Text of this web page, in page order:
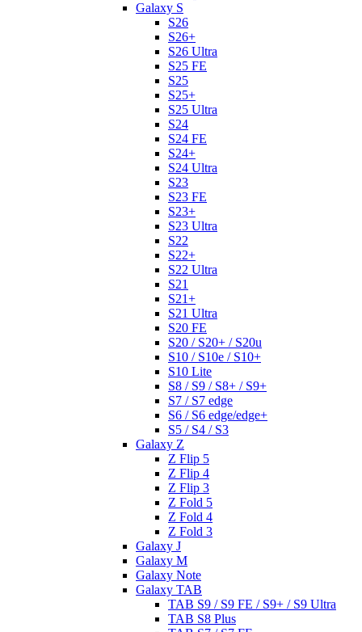
Galaxy S
S26
S26+
S26 Ultra
S25 FE
S25
S25+
S25 Ultra
S24
S24 FE
S24+
S24 Ultra
S23
S23 FE
S23+
S23 Ultra
S22
S22+
S22 Ultra
S21
S21+
S21 Ultra
S20 FE
S20 / S20+ / S20u
S10 / S10e / S10+
S10 Lite
S8 / S9 / S8+ / S9+
S7 / S7 edge
S6 / S6 edge/edge+
S5 / S4 / S3
Galaxy Z
Z Flip 5
Z Flip 4
Z Flip 3
Z Fold 5
Z Fold 4
Z Fold 3
Galaxy J
Galaxy M
Galaxy Note
Galaxy TAB
TAB S9 / S9 FE / S9+ / S9 Ultra
TAB S8 Plus